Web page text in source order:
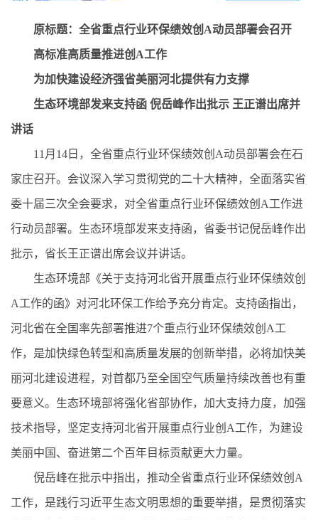
原标题：全省重点行业环保绩效创A动员部署会召开
高标准高质量推进创A工作
为加快建设经济强省美丽河北提供有力支撑
生态环境部发来支持函 倪岳峰作出批示 王正谱出席并
讲话
11月14日，全省重点行业环保绩效创A动员部署会在石
家庄召开。会议深入学习贯彻党的二十大精神，全面落实省
委十届三次全会要求，对全省重点行业环保绩效创A工作进
行动员部署。生态环境部发来支持函，省委书记倪岳峰作出
批示，省长王正谱出席会议并讲话。
生态环境部《关于支持河北省开展重点行业环保绩效创
A工作的函》对河北环保工作给予充分肯定。支持函指出，
河北省在全国率先部署推进7个重点行业环保绩效创A工
作，是加快绿色转型和高质量发展的创新举措，必将加快美
丽河北建设进程，对首都乃至全国空气质量持续改善也有重
要意义。生态环境部将强化省部协作，加大支持力度，加强
技术指导，坚定支持河北省开展重点行业创A工作，为建设
美丽中国、奋进第二个百年目标贡献更大力量。
倪岳峰在批示中指出，推动全省重点行业环保绩效创A
工作，是践行习近平生态文明思想的重要举措，是贯彻落实